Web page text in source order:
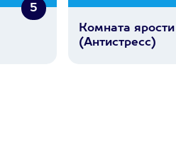
5
Комната ярости
(Антистресс)